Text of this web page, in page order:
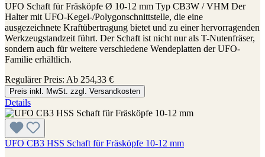
UFO Schaft für Fräsköpfe Ø 10-12 mm Typ CB3W / VHM Der
Halter mit UFO-Kegel-/Polygonschnittstelle, die eine
ausgezeichnete Kraftübertragung bietet und zu einer hervorragenden
Werkzeugstandzeit führt. Der Schaft ist nicht nur als T-Nutenfräser,
sondern auch für weitere verschiedene Wendeplatten der UFO-
Familie erhältlich.
Regulärer Preis: Ab 254,33 €
Preis inkl. MwSt. zzgl. Versandkosten
Details
UFO CB3 HSS Schaft für Fräsköpfe 10-12 mm